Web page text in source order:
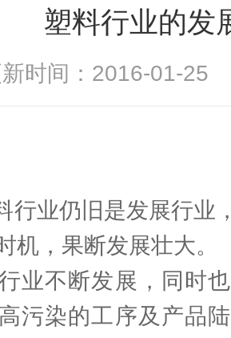
塑料行业的发
新时间：2016-01-
行业仍旧是发展行业
机，果断发展壮大。
不断发展，同时也
污染的工序及产品